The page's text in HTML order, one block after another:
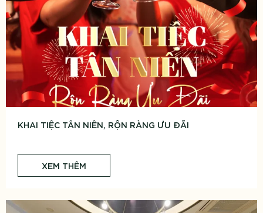
KHAI TIỆC TÂN NIÊN, RỘN RÀNG ƯU ĐÃI
XEM THÊM